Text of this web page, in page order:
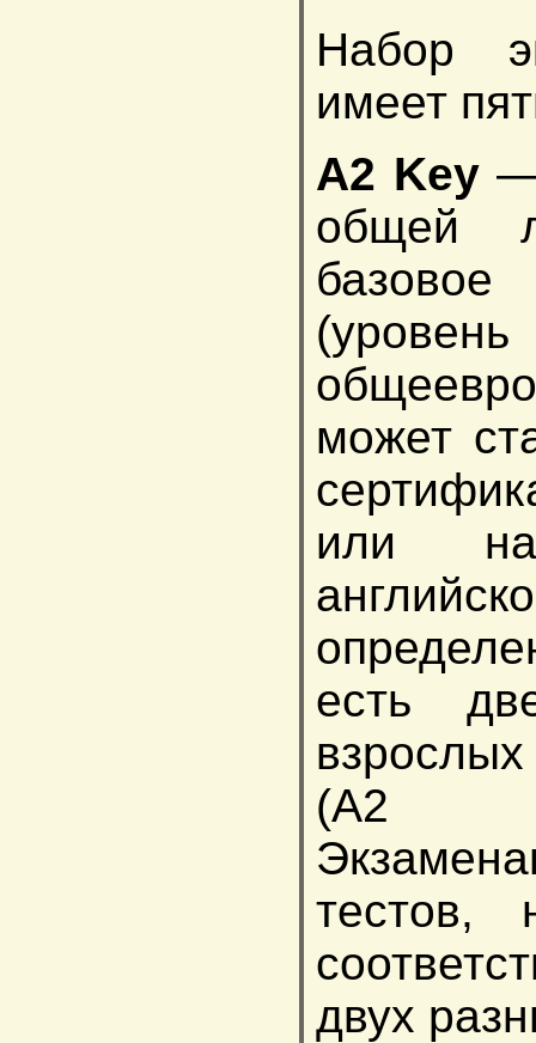
Набор
имеет
А2 Key—
общей
может
или
есть
(A2
тестов,
двух